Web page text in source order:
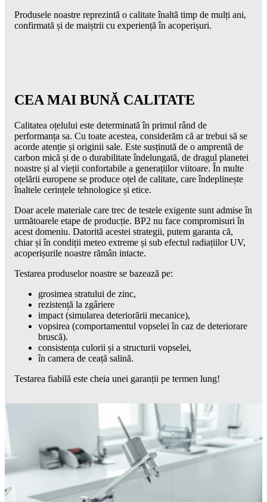
Produsele noastre reprezintă o calitate înaltă timp de mulți ani,
confirmată și de maiștrii cu experiență în acoperișuri.
CEA MAI BUNĂ CALITATE
Calitatea oțelului este determinată în primul rând de
performanța sa. Cu toate acestea, considerăm că ar trebui să se
acorde atenție și originii sale. Este susținută de o amprentă de
carbon mică și de o durabilitate îndelungată, de dragul planetei
noastre și al vieții confortabile a generațiilor viitoare. În multe
oțelării europene se produce oțel de calitate, care îndeplinește
înaltele cerințele tehnologice și etice.
Doar acele materiale care trec de testele exigente sunt admise în
următoarele etape de producție. BP2 nu face compromisuri în
acest domeniu. Datorită acestei strategii, putem garanta că,
chiar și în condiții meteo extreme și sub efectul radiațiilor UV,
acoperișurile noastre rămân intacte.
Testarea produselor noastre se bazează pe:
grosimea stratului de zinc,
rezistență la zgâriere
impact (simularea deteriorării mecanice),
vopsirea (comportamentul vopselei în caz de deteriorare
bruscă).
consistența culorii și a structurii vopselei,
în camera de ceață salină.
Testarea fiabilă este cheia unei garanții pe termen lung!